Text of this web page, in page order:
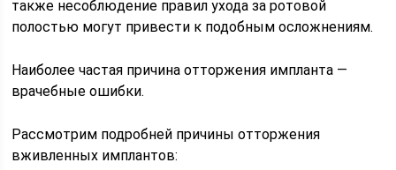
также несоблюдение правил ухода за ротовой
полостью могут привести к подобным осложнениям.
Наиболее частая причина отторжения импланта —
врачебные ошибки.
Рассмотрим подробней причины отторжения
вживленных имплантов: